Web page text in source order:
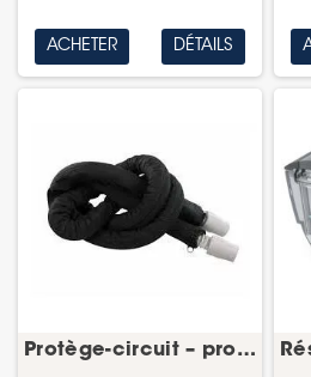
ACHETER DÉTAILS
Protège-circuit – protection tuyau CPAP